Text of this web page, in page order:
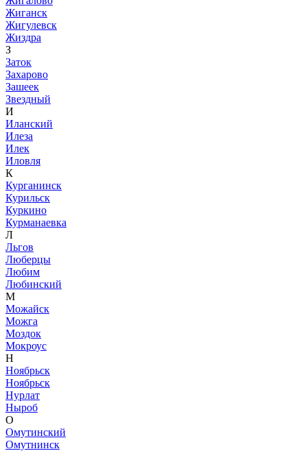
Жиганск
Жигулевск
Жиздра
З
Заток
Захарово
Зашеек
Звездный
И
Иланский
Илеза
Илек
Иловля
К
Курганинск
Курильск
Куркино
Курманаевка
Л
Льгов
Люберцы
Любим
Любинский
М
Можайск
Можга
Моздок
Мокроус
Н
Ноябрьск
Ноябрьск
Нурлат
Ныроб
О
Омутинский
Омутнинск